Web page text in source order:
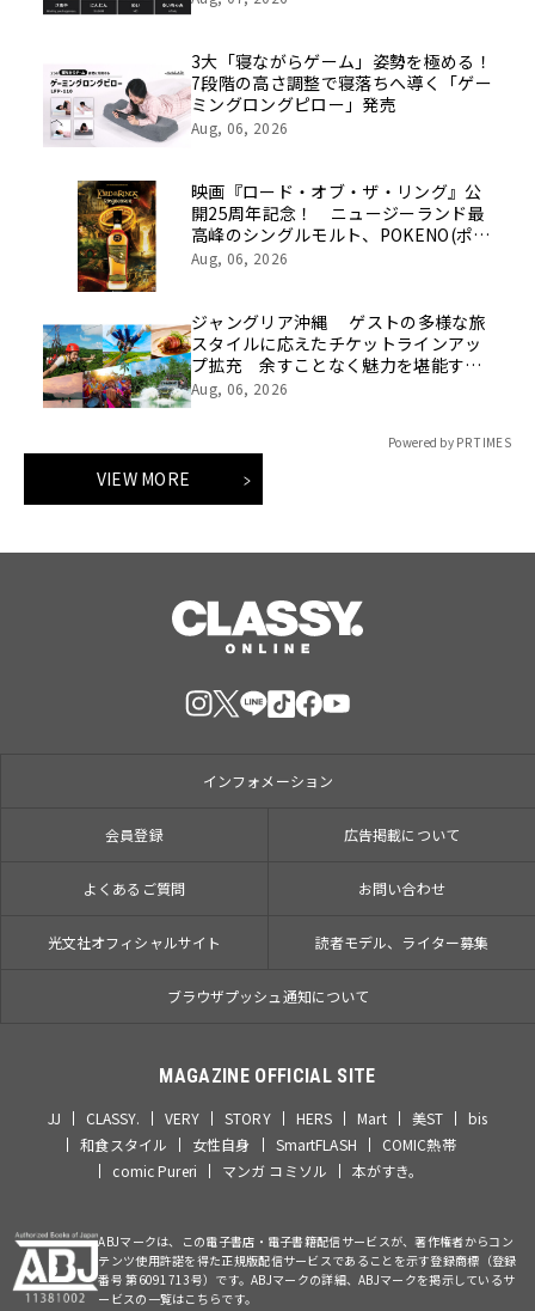
3大「寝ながらゲーム」姿勢を極める！
7段階の高さ調整で寝落ちへ導く「ゲー
ミングロングピロー」発売
Aug, 06, 2026
映画『ロード・オブ・ザ・リング』公
開25周年記念！ ニュージーランド最
高峰のシングルモルト、POKENO(ポケ
ノ)より 数量限定ウイスキー「リング
Aug, 06, 2026
ジャングリア沖縄 ゲストの多様な旅
スタイルに応えたチケットラインアッ
プ拡充 余すことなく魅力を堪能する
「ロイヤルチケット」新登場
Aug, 06, 2026
Powered by PR TIMES
VIEW MORE
インフォメーション
会員登録 広告掲載について
よくあるご質問 お問い合わせ
光文社オフィシャルサイト 読者モデル、ライター募集
ブラウザプッシュ通知について
MAGAZINE OFFICIAL SITE
JJ CLASSY. VERY STORY HERS Mart 美ST
bis
和食スタイル
女性自身 SmartFLASH
COMIC熱帯
comic Pureri
マンガ コミソル 本がすき。
ABJマークは、この電子書店・電子書籍配信サービスが、著作権者からコン
テンツ使用許諾を得た正規版配信サービスであることを示す登録商標（登録
番号 第6091713号）です。ABJマークの詳細、ABJマークを掲示しているサ
ービスの一覧はこちらです。